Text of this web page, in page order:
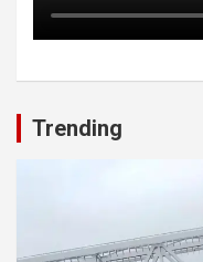
Trending